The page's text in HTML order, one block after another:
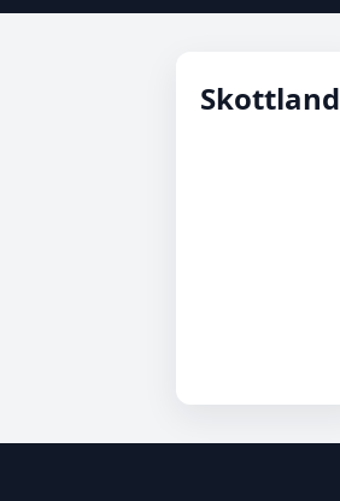
Skottland